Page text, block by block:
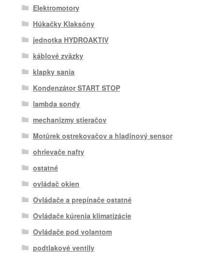
Elektromotory
Húkačky Klaksóny
jednotka HYDROAKTIV
káblové zväzky
klapky sania
Kondenzátor START STOP
lambda sondy
mechanizmy stieračov
Motůrek ostrekovačov a hladinový sensor
ohrievače nafty
ostatné
ovládač okien
Ovládače a prepínače ostatné
Ovládače kúrenia klimatizácie
Ovládače pod volantom
podtlakové ventily